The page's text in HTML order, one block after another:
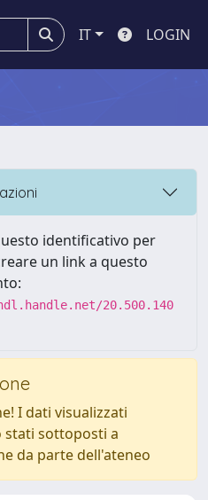
IT LOGIN
identificativo per
un link a questo
20.500.140
I dati visualizzati
stati sottoposti a
da parte dell'ateneo